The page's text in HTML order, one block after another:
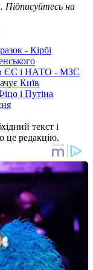
Підписуйтесь на
- Кірбі
в ЄС і НАТО - МЗС
Київ
і Путіна
текст і
це редакцію.